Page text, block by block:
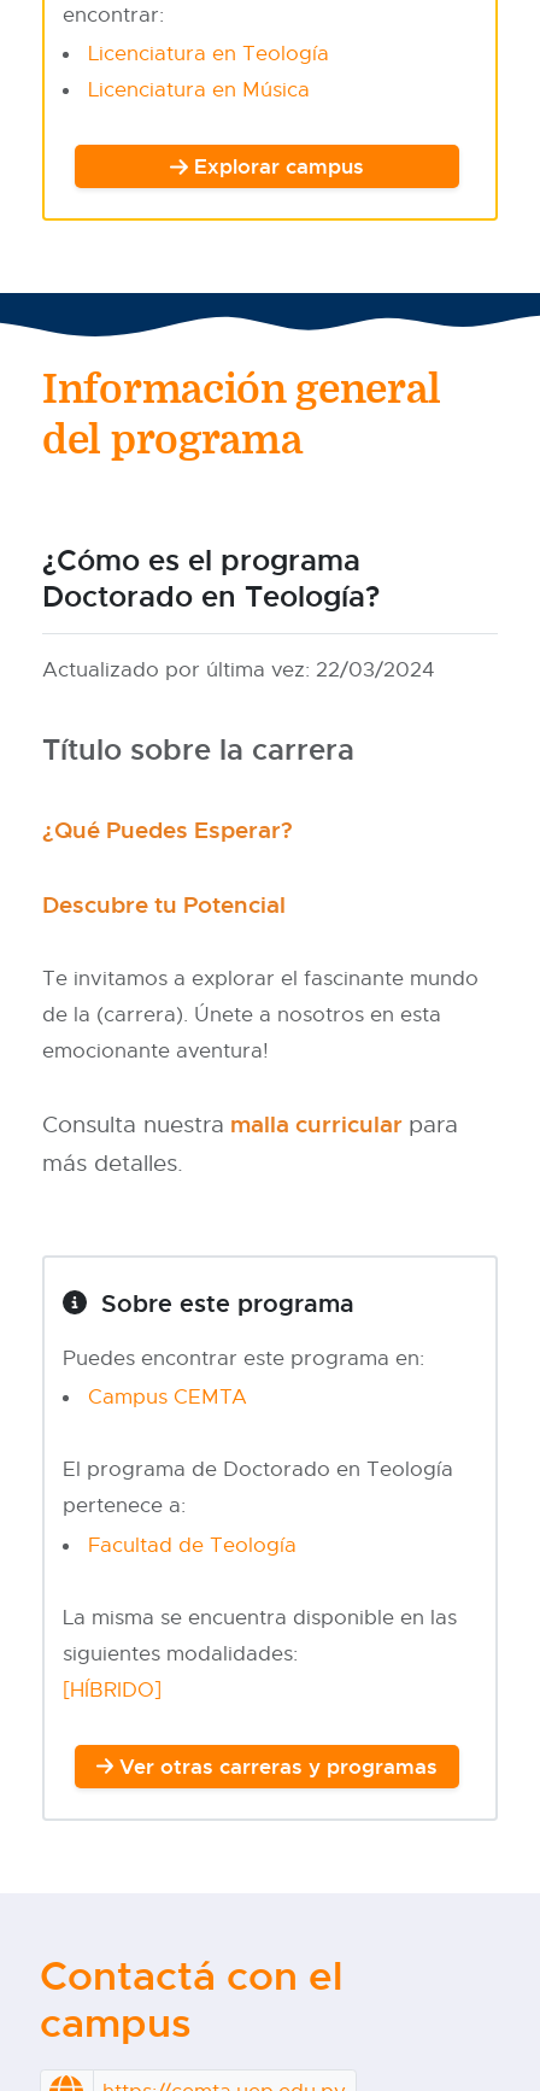
encontrar:
Licenciatura en Teología
Licenciatura en Música
Explorar campus
Información general
del programa
¿Cómo es el programa
Doctorado en Teología?
Actualizado por última vez: 22/03/2024
Título sobre la carrera
¿Qué Puedes Esperar?
Descubre tu Potencial
Te invitamos a explorar el fascinante mundo
de la (carrera). Únete a nosotros en esta
emocionante aventura!
Consulta nuestra malla curricular para
más detalles.
Sobre este programa
Puedes encontrar este programa en:
Campus CEMTA
El programa de Doctorado en Teología
pertenece a:
Facultad de Teología
La misma se encuentra disponible en las
siguientes modalidades:
[HÍBRIDO]
Ver otras carreras y programas
Contactá con el
campus